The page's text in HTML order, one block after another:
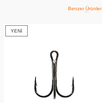
Benzer Ürünler
YENI